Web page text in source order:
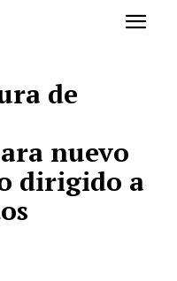
de
nuevo
dirigido a